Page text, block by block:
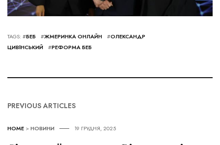
TAGS: #БЕБ #ЖМЕРИНКА ОНЛАЙН #ОЛЕКСАНДР
ЦИВІНСЬКИЙ
#РЕФОРМА БЕБ
PREVIOUS ARTICLES
HOME >НОВИНИ 19 ГРУДНЯ, 2025